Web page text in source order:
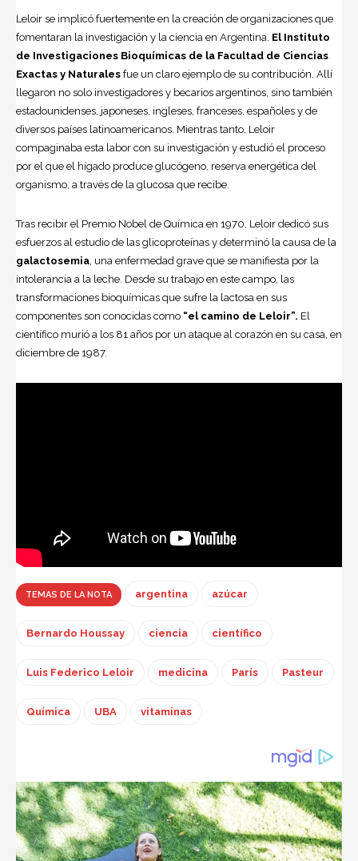
Leloir se implicó fuertemente en la creación de organizaciones que
fomentaran la investigación y la ciencia en Argentina. El Instituto
de Investigaciones Bioquímicas de la Facultad de Ciencias
Exactas y Naturales fue un claro ejemplo de su contribución. Allí
llegaron no solo investigadores y becarios argentinos, sino también
estadounidenses, japoneses, ingleses, franceses, españoles y de
diversos países latinoamericanos. Mientras tanto, Leloir
compaginaba esta labor con su investigación y estudió el proceso
por el que el hígado produce glucógeno, reserva energética del
organismo, a través de la glucosa que recibe.
Tras recibir el Premio Nobel de Química en 1970, Leloir dedicó sus
esfuerzos al estudio de las glicoproteínas y determinó la causa de la
galactosemia, una enfermedad grave que se manifiesta por la
intolerancia a la leche. Desde su trabajo en este campo, las
transformaciones bioquímicas que sufre la lactosa en sus
componentes son conocidas como “el camino de Leloir”. El
científico murió a los 81 años por un ataque al corazón en su casa, en
diciembre de 1987.
TEMAS DE LA NOTA argentina azúcar
Bernardo Houssay ciencia científico
Luis Federico Leloir medicina París Pasteur
Química UBA vitaminas